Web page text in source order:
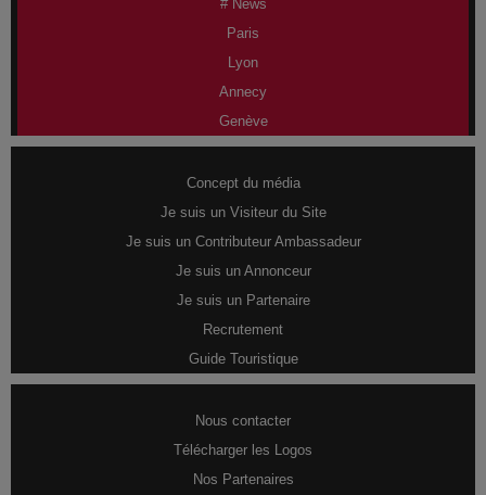
# News
Paris
Lyon
Annecy
Genève
Concept du média
Je suis un Visiteur du Site
Je suis un Contributeur Ambassadeur
Je suis un Annonceur
Je suis un Partenaire
Recrutement
Guide Touristique
Nous contacter
Télécharger les Logos
Nos Partenaires